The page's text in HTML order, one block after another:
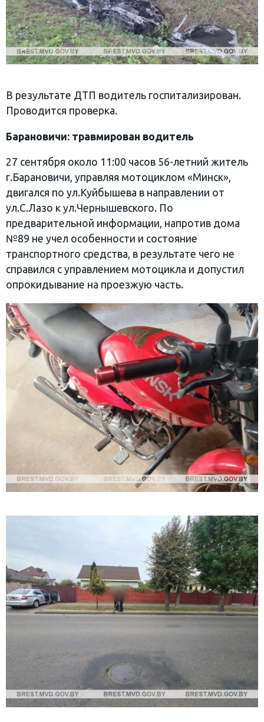
В результате ДТП водитель госпитализирован.
Проводится проверка.
Барановичи: травмирован водитель
27 сентября около 11:00 часов 56-летний житель
г.Барановичи, управляя мотоциклом «Минск»,
двигался по ул.Куйбышева в направлении от
ул.С.Лазо к ул.Чернышевского. По
предварительной информации, напротив дома
№89 не учел особенности и состояние
транспортного средства, в результате чего не
справился с управлением мотоцикла и допустил
опрокидывание на проезжую часть.